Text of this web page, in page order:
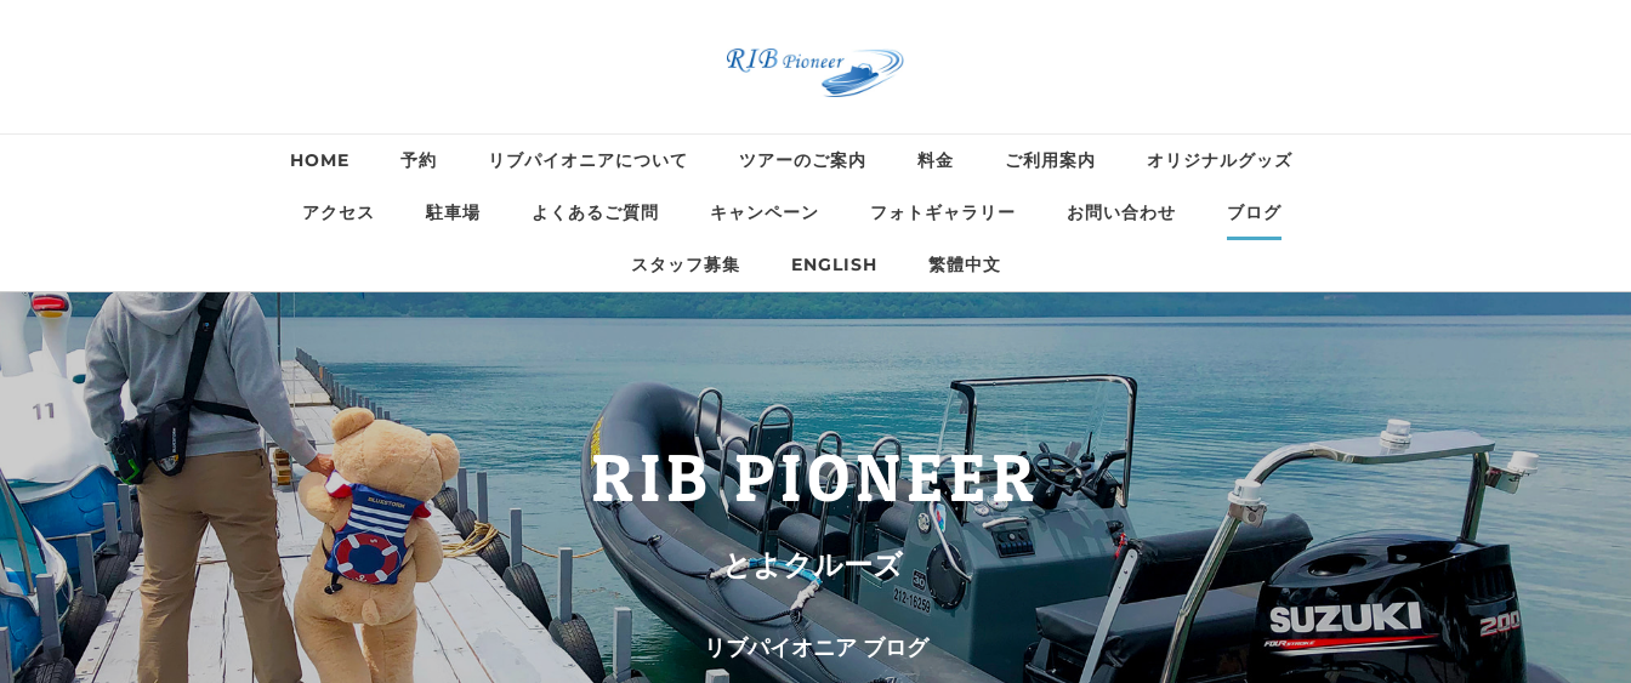
HOME 予約 リブパイオニアについて ツアーのご案内 料金 ご利用案内 オリジナルグッズ
アクセス 駐車場 よくあるご質問 キャンペーン フォトギャラリー お問い合わせ ブログ
スタッフ募集 ENGLISH 繁體中文
RIB PIONEER
とよクルーズ
リブパイオニア ブログ